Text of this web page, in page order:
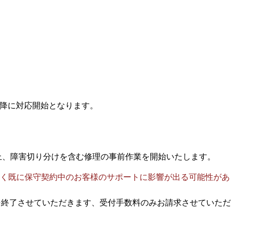
に対応開始となります。
害切り分けを含む修理の事前作業を開始いたします。
既に保守契約中のお客様のサポートに影響が出る可能性があ
了させて​​いただきます、受付手数料のみお請求させていただ